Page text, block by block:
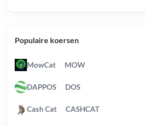
Populaire koersen
MowCat MOW
DAPPOS DOS
Cash Cat CASHCAT